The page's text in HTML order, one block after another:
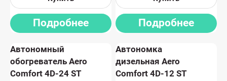
Подробнее Подробнее
Автономный
обогреватель Aero
Comfort 4D-24 ST
Автономка
дизельная Aero
Comfort 4D-12 ST